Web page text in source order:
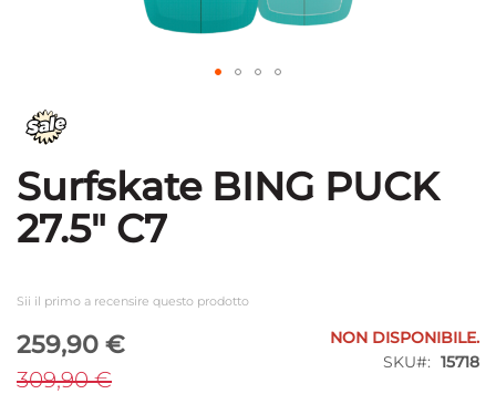
all'inizio
della
di
immagini
Surfskate BING PUCK
27.5" C7
Sii il primo a recensire questo prodotto
Special
Price
259,90 €
309,90 €
NON DISPONIBILE.
SKU
15718